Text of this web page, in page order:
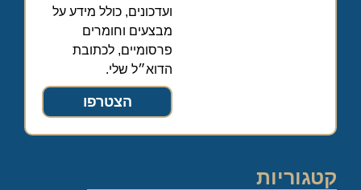
ועדכונים, כולל מידע על
מבצעים וחומרים
פרסומיים, לכתובת
הדוא״ל שלי.
הצטרפו
קטגוריות